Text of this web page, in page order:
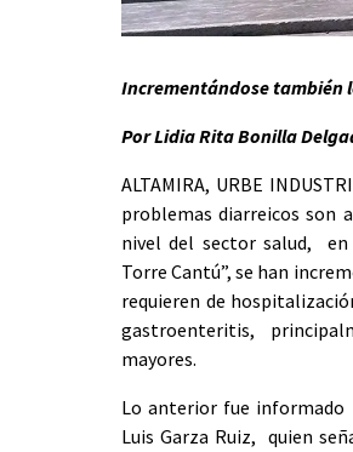
Incrementándose también
Por Lidia Rita Bonilla
ALTAMIRA, URBE
problemas diarreicos son
nivel del sector salud,
Torre Cantú”, se han
requieren de
gastroenteritis,
mayores.
Lo anterior fue informado
Luis Garza Ruiz, quien